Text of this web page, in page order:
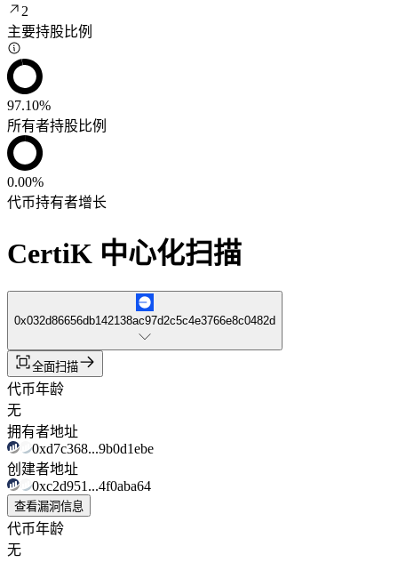
2
主要持股比例
97.10%
所有者持股比例
0.00%
代币持有者增长
CertiK 中心化扫描
0x032d86656db142138ac97d2c5c4e3766e8c0482d
全面扫描
代币年龄
无
拥有者地址
0xd7c368...9b0d1ebe
创建者地址
0xc2d951...4f0aba64
查看漏洞信息
代币年龄
无